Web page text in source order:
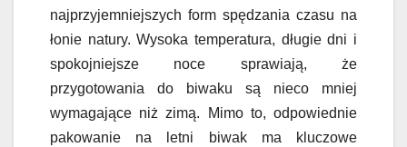
najprzyjemniejszych form spędzania czasu na
łonie natury. Wysoka temperatura, długie dni i
spokojniejsze noce sprawiają, że
przygotowania do biwaku są nieco mniej
wymagające niż zimą. Mimo to, odpowiednie
pakowanie na letni biwak ma kluczowe